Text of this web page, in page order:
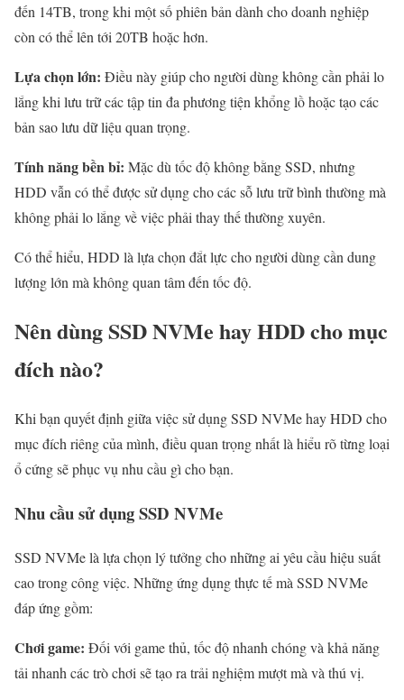
đến 14TB, trong khi một số phiên bản dành cho doanh nghiệp
còn có thể lên tới 20TB hoặc hơn.
Lựa chọn lớn: Điều này giúp cho người dùng không cần phải lo
lắng khi lưu trữ các tập tin đa phương tiện khổng lồ hoặc tạo các
bản sao lưu dữ liệu quan trọng.
Tính năng bền bỉ: Mặc dù tốc độ không bằng SSD, nhưng
HDD vẫn có thể được sử dụng cho các sỗ lưu trữ bình thường mà
không phải lo lắng về việc phải thay thế thường xuyên.
Có thể hiểu, HDD là lựa chọn đắt lực cho người dùng cần dung
lượng lớn mà không quan tâm đến tốc độ.
Nên dùng SSD NVMe hay HDD cho mục
đích nào?
Khi bạn quyết định giữa việc sử dụng SSD NVMe hay HDD cho
mục đích riêng của mình, điều quan trọng nhất là hiểu rõ từng loại
ổ cứng sẽ phục vụ nhu cầu gì cho bạn.
Nhu cầu sử dụng SSD NVMe
SSD NVMe là lựa chọn lý tưởng cho những ai yêu cầu hiệu suất
cao trong công việc. Những ứng dụng thực tế mà SSD NVMe
đáp ứng gồm:
Chơi game: Đối với game thủ, tốc độ nhanh chóng và khả năng
tải nhanh các trò chơi sẽ tạo ra trải nghiệm mượt mà và thú vị.